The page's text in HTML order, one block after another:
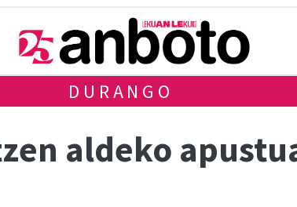
DURANGO
aldeko